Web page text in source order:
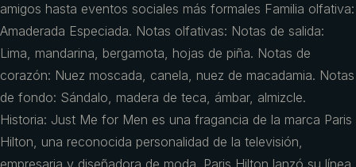
amigos hasta eventos sociales más formales Familia olfativa:
Amaderada Especiada. Notas olfativas: Notas de salida:
Lima, mandarina, bergamota, hojas de piña. Notas de
corazón: Nuez moscada, canela, nuez de macadamia. Notas
de fondo: Sándalo, madera de teca, ámbar, almizcle.
Historia: Just Me for Men es una fragancia de la marca Paris
Hilton, una reconocida personalidad de la televisión,
empresaria y diseñadora de moda. Paris Hilton lanzó su línea